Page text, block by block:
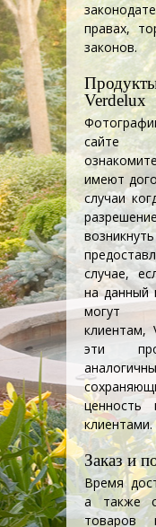
правах,
законов.
Verdelux
сайте
имеют
случаи
случае,
на данный
могут
клиентам,
эти
ценность
клиентами.
Заказ и
Время
а также
товаров